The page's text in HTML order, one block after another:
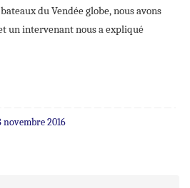
du Vendée globe, nous avons
un intervenant nous a expliqué
novembre 2016